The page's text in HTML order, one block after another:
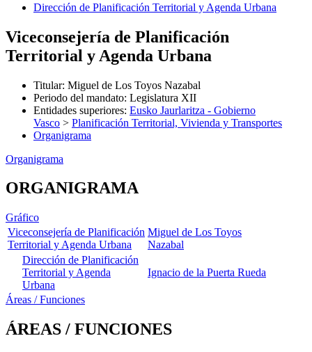
Dirección de Planificación Territorial y Agenda Urbana
Viceconsejería de Planificación
Territorial y Agenda Urbana
Titular: Miguel de Los Toyos Nazabal
Periodo del mandato: Legislatura XII
Entidades superiores: Eusko Jaurlaritza - Gobierno
Vasco > Planificación Territorial, Vivienda y Transportes
Organigrama
Organigrama
ORGANIGRAMA
Gráfico
Viceconsejería de Planificación
Territorial y Agenda Urbana
Miguel de Los Toyos
Nazabal
Dirección de Planificación
Territorial y Agenda
Urbana
Ignacio de la Puerta Rueda
Áreas / Funciones
ÁREAS / FUNCIONES